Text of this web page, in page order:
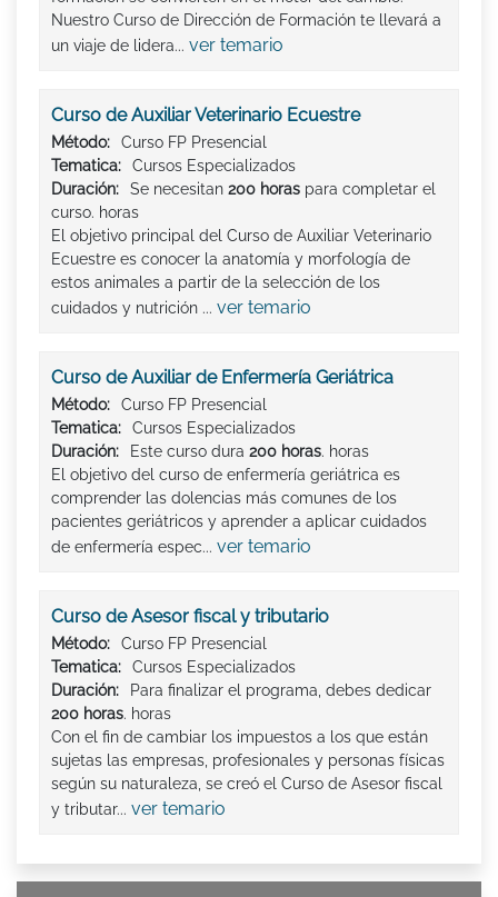
Nuestro Curso de Dirección de Formación te llevará a
un viaje de lidera... ver temario
Curso de Auxiliar Veterinario Ecuestre
Método:
Curso FP Presencial
Tematica:
Cursos Especializados
Duración:
Se necesitan 200 horas para completar el
curso. horas
El objetivo principal del Curso de Auxiliar Veterinario
Ecuestre es conocer la anatomía y morfología de
estos animales a partir de la selección de los
cuidados y nutrición ... ver temario
Curso de Auxiliar de Enfermería Geriátrica
Método:
Curso FP Presencial
Tematica:
Cursos Especializados
Duración:
Este curso dura 200 horas. horas
El objetivo del curso de enfermería geriátrica es
comprender las dolencias más comunes de los
pacientes geriátricos y aprender a aplicar cuidados
de enfermería espec... ver temario
Curso de Asesor fiscal y tributario
Método:
Curso FP Presencial
Tematica:
Cursos Especializados
Duración:
Para finalizar el programa, debes dedicar
200 horas. horas
Con el fin de cambiar los impuestos a los que están
sujetas las empresas, profesionales y personas físicas
según su naturaleza, se creó el Curso de Asesor fiscal
y tributar... ver temario